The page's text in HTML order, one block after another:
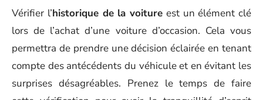
Vérifier l’historique de la voiture est un élément clé
lors de l’achat d’une voiture d’occasion. Cela vous
permettra de prendre une décision éclairée en tenant
compte des antécédents du véhicule et en évitant les
surprises désagréables. Prenez le temps de faire